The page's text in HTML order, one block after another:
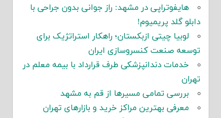
هایفوتراپی در مشهد: راز جوانی بدون جراحی با
دابلو گلد پریمیوم!
لوبیا چیتی ازبکستان؛ راهکار استراتژیک برای
توسعه صنعت کنسروسازی ایران
خدمات دندانپزشکی طرف قرارداد با بیمه معلم در
تهران
بررسی تمامی مسیرها از قم به مشهد
معرفی بهترین مراکز خرید و بازارهای تهران